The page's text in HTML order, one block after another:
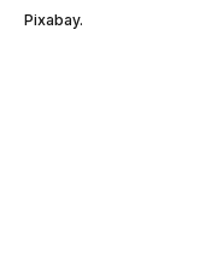
Pixabay.